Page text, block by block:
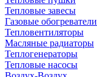
Тепловые завесы
Газовые обогреватели
Тепловентиляторы
Масляные радиаторы
Теплогенераторы
Тепловые насосы